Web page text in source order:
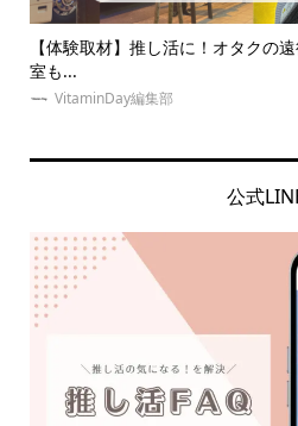
バスで安く！待合 夏！東京・推し
公式